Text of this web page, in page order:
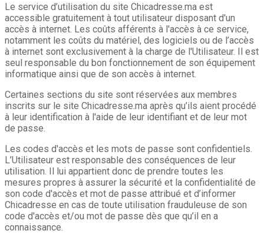
Le service d’utilisation du site Chicadresse.ma est
accessible gratuitement à tout utilisateur disposant d'un
accès à internet. Les coûts afférents à l'accès à ce service,
notamment les coûts du matériel, des logiciels ou de l’accès
à internet sont exclusivement à la charge de l'Utilisateur. Il est
seul responsable du bon fonctionnement de son équipement
informatique ainsi que de son accès à internet.
Certaines sections du site sont réservées aux membres
inscrits sur le site Chicadresse.ma après qu’ils aient procédé
à leur identification à l'aide de leur identifiant et de leur mot
de passe.
Les codes d'accès et les mots de passe sont confidentiels.
L’Utilisateur est responsable des conséquences de leur
utilisation. Il lui appartient donc de prendre toutes les
mesures propres à assurer la sécurité et la confidentialité de
son code d'accès et mot de passe attribué et d’informer
Chicadresse en cas de toute utilisation frauduleuse de son
code d'accès et/ou mot de passe dès que qu’il en a
connaissance.